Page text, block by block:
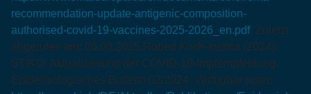
recommendation-update-antigenic-composition-
authorised-covid-19-vaccines-2025-2026_en.pdf. Zuletzt
abgerufen am: 06.08.2025. Robert Koch-Institut (2024).
STIKO: Aktualisierung der COVID-19-Impfempfehlung.
Epidemiologisches Bulletin 02/2024. Verfügbar unter: